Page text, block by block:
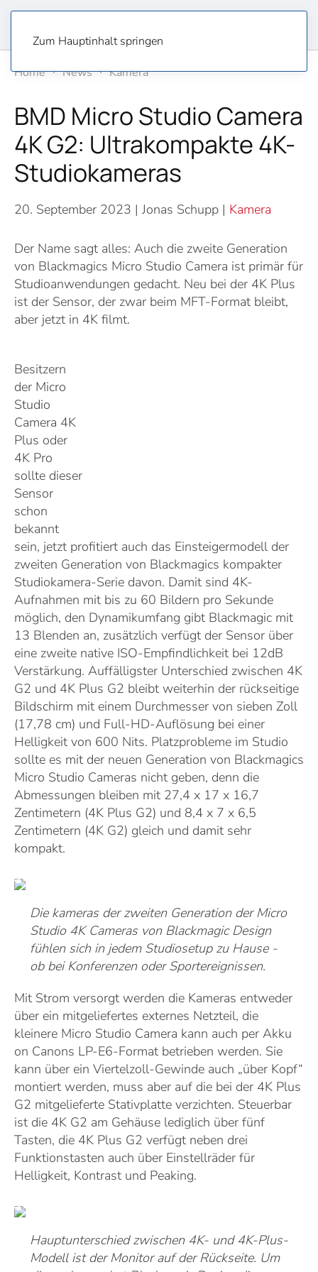
Zum Hauptinhalt springen
Home
News Kamera
BMD Micro Studio Camera
4K G2: Ultrakompakte 4K-
Studiokameras
20. September 2023 | Jonas Schupp | Kamera
Der Name sagt alles: Auch die zweite Generation
von Blackmagics Micro Studio Camera ist primär für
Studioanwendungen gedacht. Neu bei der 4K Plus
ist der Sensor, der zwar beim MFT-Format bleibt,
aber jetzt in 4K filmt.
Besitzern
der Micro
Studio
Camera 4K
Plus oder
4K Pro
sollte dieser
Sensor
schon
bekannt
sein, jetzt profitiert auch das Einsteigermodell der
zweiten Generation von Blackmagics kompakter
Studiokamera-Serie davon. Damit sind 4K-
Aufnahmen mit bis zu 60 Bildern pro Sekunde
möglich, den Dynamikumfang gibt Blackmagic mit
13 Blenden an, zusätzlich verfügt der Sensor über
eine zweite native ISO-Empfindlichkeit bei 12dB
Verstärkung. Auffälligster Unterschied zwischen 4K
G2 und 4K Plus G2 bleibt weiterhin der rückseitige
Bildschirm mit einem Durchmesser von sieben Zoll
(17,78 cm) und Full-HD-Auflösung bei einer
Helligkeit von 600 Nits. Platzprobleme im Studio
sollte es mit der neuen Generation von Blackmagics
Micro Studio Cameras nicht geben, denn die
Abmessungen bleiben mit 27,4 x 17 x 16,7
Zentimetern (4K Plus G2) und 8,4 x 7 x 6,5
Zentimetern (4K G2) gleich und damit sehr
kompakt.
Die kameras der zweiten Generation der Micro
Studio 4K Cameras von Blackmagic Design
fühlen sich in jedem Studiosetup zu Hause -
ob bei Konferenzen oder Sportereignissen.
Mit Strom versorgt werden die Kameras entweder
über ein mitgeliefertes externes Netzteil, die
kleinere Micro Studio Camera kann auch per Akku
on Canons LP-E6-Format betrieben werden. Sie
kann über ein Viertelzoll-Gewinde auch „über Kopf“
montiert werden, muss aber auf die bei der 4K Plus
G2 mitgelieferte Stativplatte verzichten. Steuerbar
ist die 4K G2 am Gehäuse lediglich über fünf
Tasten, die 4K Plus G2 verfügt neben drei
Funktionstasten auch über Einstellräder für
Helligkeit, Kontrast und Peaking.
Hauptunterschied zwischen 4K- und 4K-Plus-
Modell ist der Monitor auf der Rückseite. Um